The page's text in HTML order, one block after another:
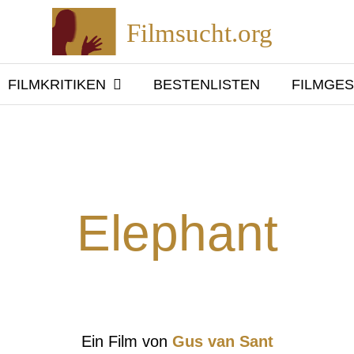
Filmsucht.org
FILMKRITIKEN BESTENLISTEN
Elephant
Ein Film von Gus van Sant